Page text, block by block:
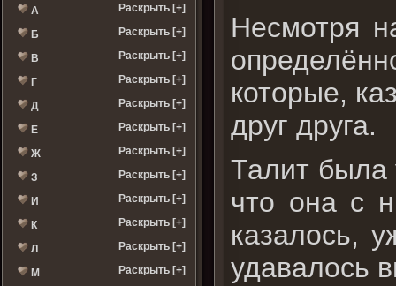
А Раскрыть [+]
Б Раскрыть [+]
В Раскрыть [+]
Г Раскрыть [+]
Д Раскрыть [+]
Е Раскрыть [+]
Ж Раскрыть [+]
З Раскрыть [+]
И Раскрыть [+]
К Раскрыть [+]
Л Раскрыть [+]
М Раскрыть [+]
Несмотря
которые,
друг друга.
Талит была
что она с
казалось,
удавалось